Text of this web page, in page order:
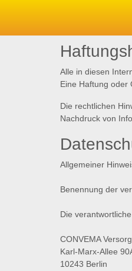
Alle in diesen
Eine Haftung oder
Die rechtlichen
Nachdruck von
Allgemeiner
Benennung der
Die
CONVEMA
Karl-Marx-Allee
10243 Berlin